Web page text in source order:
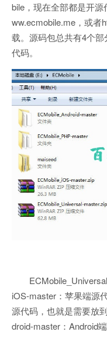
bile，现在全部都是开
ww.ecmobile.me，或者
载。源码包总共有4个
代码。
iOS-master：苹果端源
源代码，也就是需要放
droid-master：Android端